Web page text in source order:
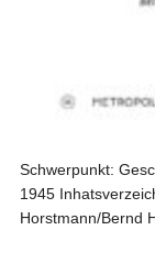
Schwerpunkt:
1945
Horstmann/Bernd